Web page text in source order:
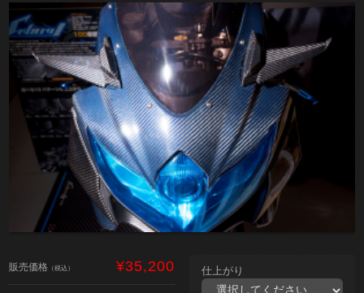
販売価格 （税込） ¥35,200 仕上がり